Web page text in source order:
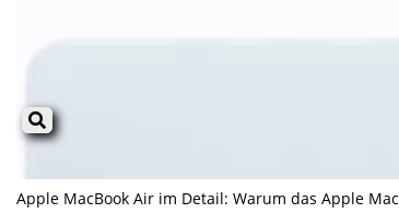
Apple MacBook Air im Detail: Warum das Apple